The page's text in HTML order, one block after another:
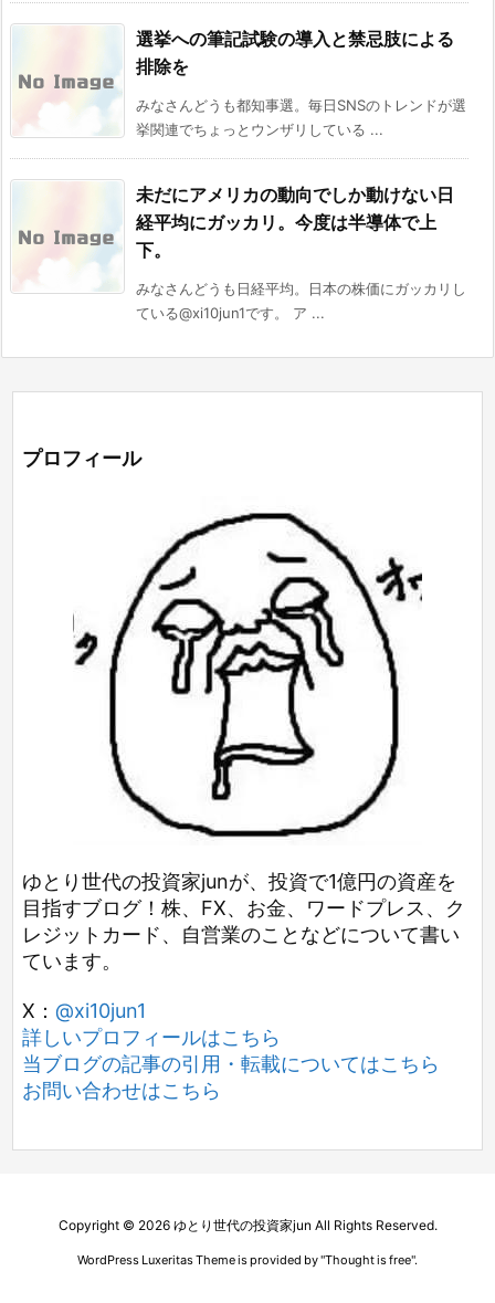
選挙への筆記試験の導入と禁忌肢による
排除を
みなさんどうも都知事選。毎日SNSのトレンドが選
挙関連でちょっとウンザリしている ...
未だにアメリカの動向でしか動けない日
経平均にガッカリ。今度は半導体で上
下。
みなさんどうも日経平均。日本の株価にガッカリし
ている@xi10jun1です。 ア ...
プロフィール
ゆとり世代の投資家junが、投資で1億円の資産を
目指すブログ！株、FX、お金、ワードプレス、ク
レジットカード、自営業のことなどについて書い
ています。
X： @xi10jun1
詳しいプロフィールはこちら
当ブログの記事の引用・転載についてはこちら
お問い合わせはこちら
Copyright © 2026 ゆとり世代の投資家jun All Rights Reserved.
WordPress Luxeritas Theme is provided by "Thought is free".